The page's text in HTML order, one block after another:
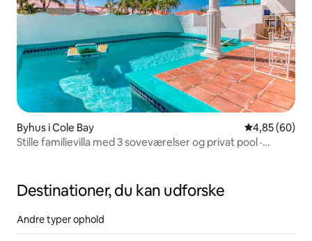
Byhus i Cole Bay 4,85 ud af 5 i
4,85 (60)
Stille familievilla med 3 soveværelser og privat pool ·
Destinationer, du kan udforske
Andre typer ophold